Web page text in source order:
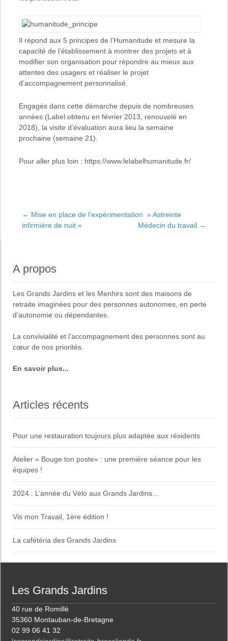
Il répond aux 5 principes de l’Humanitude et mesure la
capacité de l’établissement à montrer des projets et à
modifier son organisation pour répondre au mieux aux
attentes des usagers et réaliser le projet
d’accompagnement personnalisé.
Engagés dans cette démarche depuis de nombreuses
années (Label obtenu en février 2013, renouvelé en
2018), la visite d’évaluation aura lieu la semaine
prochaine (semaine 21).
Pour aller plus loin : https://www.lelabelhumanitude.fr/
l'article
← Mise en place de l’expérimentation » Astreinte
infirmière de nuit «
Médecin du travail →
A propos
LesGrands Jardins et les Menhirs sont des maisons de
retraite imaginées pour des personnes autonomes, en perte
d’autonomie ou dépendantes.
Laconvivialité et l’accompagnement des personnes sont au
cœur de nos priorités.
En savoir plus...
Articles récents
Pour une restauration toujours plus adaptée aux résidents
Atelier « Bouge ton poste» : une première séance pour les
équipes !
2024 : L’année du Vélo aux Grands Jardins…
Vis mon Travail, 1ère édition !
La cafétéria des Grands Jardins
Les Grands Jardins
40 rue de Romillé
35360 Montauban-de-Bretagne
02 99 06 41 32